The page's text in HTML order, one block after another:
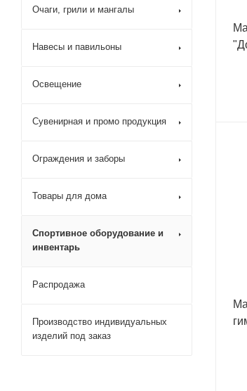
Очаги, грили и мангалы
Навесы и павильоны
Освещение
Сувенирная и промо продукция
Ограждения и заборы
Товары для дома
Спортивное оборудование и
инвентарь
Распродажа
Производство индивидуальных
изделий под заказ